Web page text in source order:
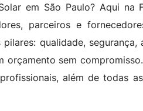
em São Paulo? Aqui na
parceiros e
qualidade,
orçamento sem
além de todas